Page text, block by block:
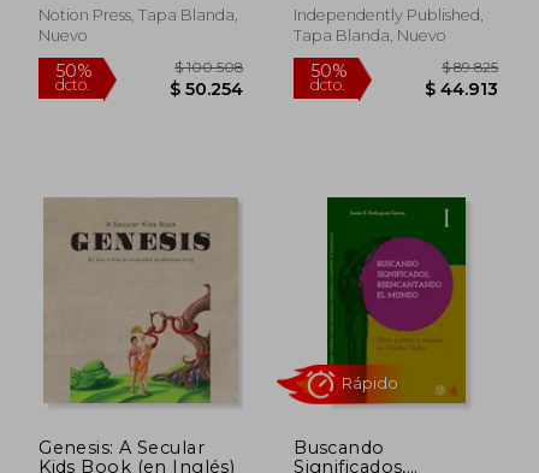
$ 96.506
$ 48.253
50%
dcto.
Notion Press, Tapa Blanda,
Nuevo
Independently Published,
Tapa Blanda, Nuevo
Genesis: A Secular
Kids Book (en Inglés)
Buscando
Significados,